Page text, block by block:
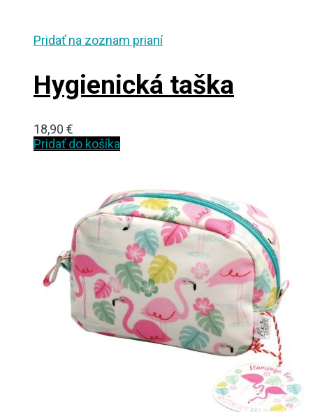
Pridať na zoznam prianí
Hygienická taška
18,90 €
Pridať do košíka